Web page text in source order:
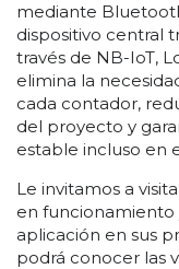
mediante
dispositivo central
través de NB-IoT,
elimina la
cada contador,
del proyecto y
estable incluso en
Le invitamos a
en funcionamiento
aplicación en sus
podrá conocer las